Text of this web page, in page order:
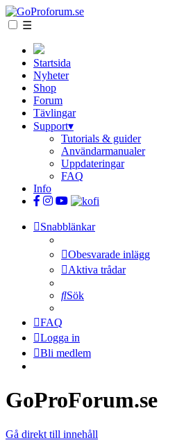
☰
Startsida
Nyheter
Shop
Forum
Tävlingar
Support▾
Tutorials & guider
Användarmanualer
Uppdateringar
FAQ
Info
Snabblänkar
Obesvarade inlägg
Aktiva trådar
Sök
FAQ
Logga in
Bli medlem
GoProForum.se
Gå direkt till innehåll